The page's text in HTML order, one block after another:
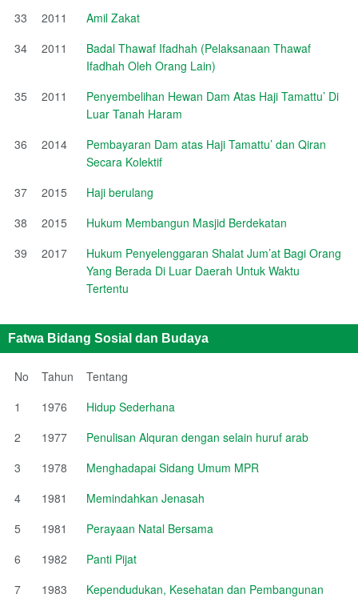
33 2011
Amil Zakat
34
2011
Badal Thawaf Ifadhah (Pelaksanaan Thawaf
Ifadhah Oleh Orang Lain)
35
2011
Penyembelihan Hewan Dam Atas Haji Tamattu’ Di
Luar Tanah Haram
36
2014
Pembayaran Dam atas Haji Tamattu’ dan Qiran
Secara Kolektif
37
2015
Haji berulang
38
2015
Hukum Membangun Masjid Berdekatan
39
2017
Hukum Penyelenggaran Shalat Jum’at Bagi Orang
Yang Berada Di Luar Daerah Untuk Waktu
Tertentu
Fatwa Bidang Sosial dan Budaya
No Tahun
Tentang
1
1976
Hidup Sederhana
2
1977
Penulisan Alquran dengan selain huruf arab
3
1978
Menghadapai Sidang Umum MPR
4
1981
Memindahkan Jenasah
5
1981
Perayaan Natal Bersama
6
1982
Panti Pijat
7
1983
Kependudukan, Kesehatan dan Pembangunan